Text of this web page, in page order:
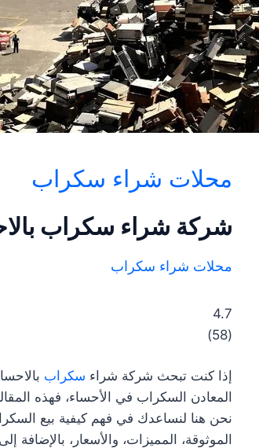
محلات شراء سكراب
شركة شراء سكراب
محلات شراء سكراب
4.7
(
58
)
إذا كنت تبحث شركة شراء سكراب
المعادن السكراب في الأحساء، فهذه
نحن هنا لنساعدك في فهم كيفية بيع
الموثوقة، المميزات، والأسعار،